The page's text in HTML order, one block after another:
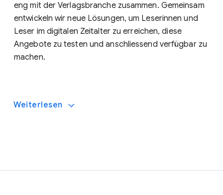
eng mit der Verlagsbranche zusammen. Gemeinsam
entwickeln wir neue Lösungen, um Leserinnen und
Leser im digitalen Zeitalter zu erreichen, diese
Angebote zu testen und anschliessend verfügbar zu
machen.
Weiterlesen